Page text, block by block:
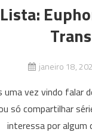
janeiro 18,
vez vindo falar
só compartilhar
interessa por algum